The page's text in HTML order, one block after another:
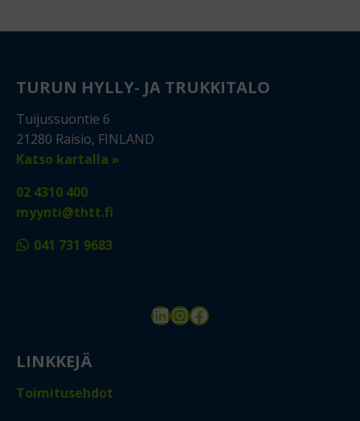
TURUN HYLLY- JA TRUKKITALO
Tuijussuontie 6
21280 Raisio, FINLAND
Katso kartalla »
02 4310 400
myynti@thtt.fi
041 731 9683
LinkedIn
Instagram
Facebook
LINKKEJÄ
Toimitusehdot